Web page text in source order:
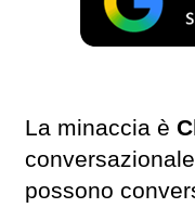
La minaccia è
possono